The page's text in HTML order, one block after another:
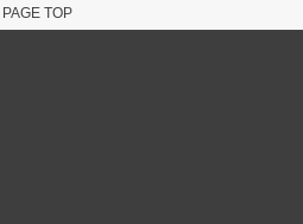
PAGE TOP